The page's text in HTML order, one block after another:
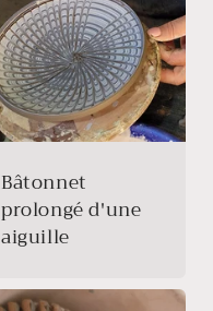
Bâtonnet
prolongé d'une
aiguille